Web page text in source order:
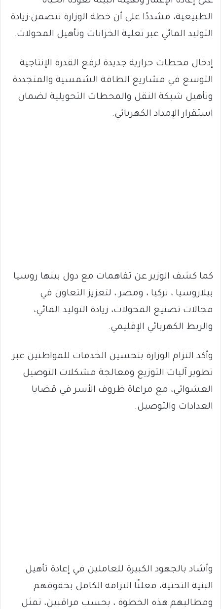
الطبيعية، مشددًا على أن خطة الوزارة تتضمن:زيادة
التوليد المائي عبر تعلية الخزانات وتأهيل المحولات.
إدخال محطات حرارية جديدة لرفع القدرة الإنتاجية
التوسع في مشاريع الطاقة الشمسية والمتجددة
وتأهيل شبكة النقل والمحطات التحويلية لضمان
استقرار الإمداد الكهربائي.
كما كشف الوزير عن تفاهمات مع دول بينها روسيا
بيلاروسيا ، تركيا ، ومصر ، لتعزيز التعاون في
مجالات تصنيع المحولات، زيادة التوليد المائي،
والربط الكهربائي الإقليمي.
وأكد التزام الوزارة بتحسين الخدمات للمواطنين عبر
تطوير آليات التوزيع ومعالجة مشكلات التوصيل
العشوائي، مع مراعاة ظروف الأسر في قضايا
العدادات والتوصيل.
وأشاد بالجهود الكبيرة للعاملين في إعادة تأهيل
البنية التحتية، معلنًا التزامه الكامل بحقوقهم
ومطالبهم.هذه الخطوة ، بحسب مراقبين، تمثل